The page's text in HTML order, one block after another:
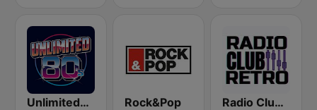
Unlimited80s Rock&Pop Radio Club Retro